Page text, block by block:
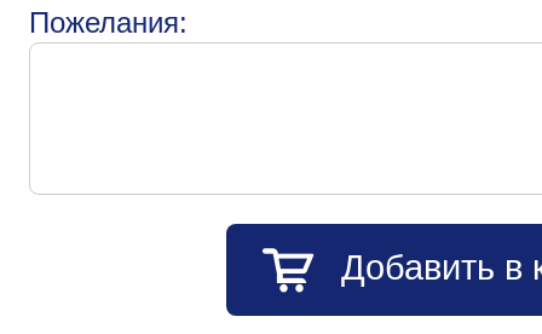
Пожелания:
Добавить в